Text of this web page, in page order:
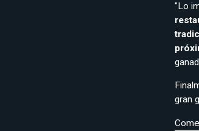
"Lo
gran